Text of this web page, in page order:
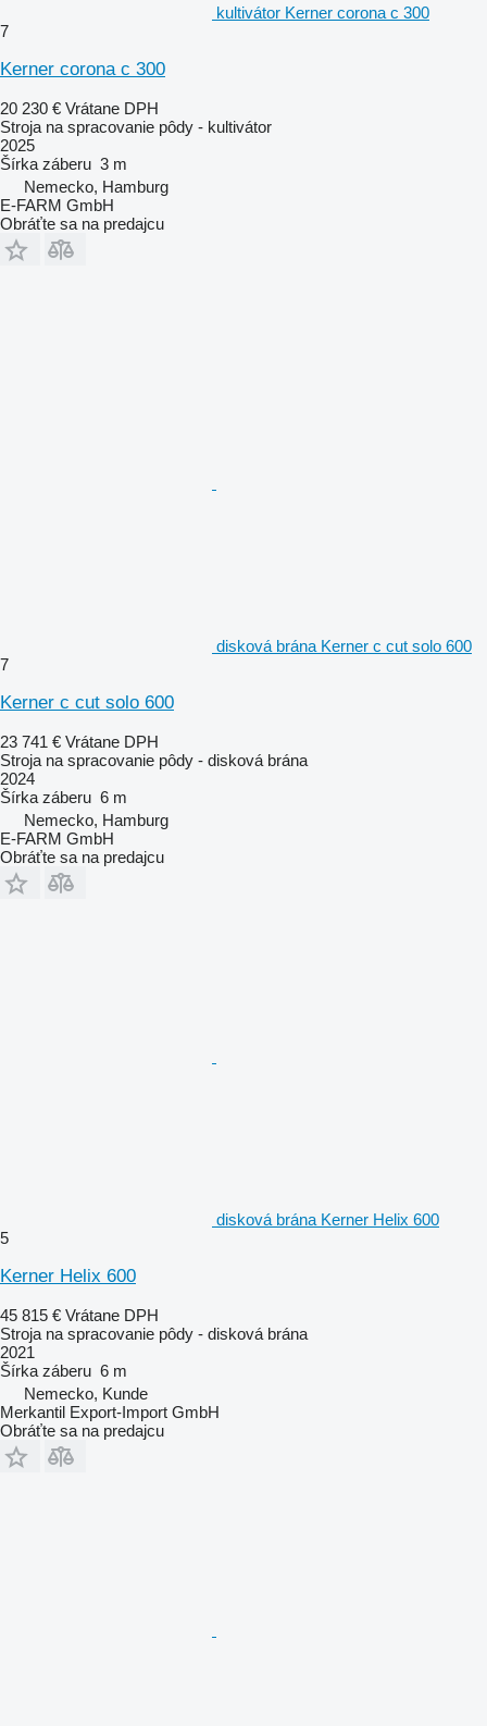
kultivátor Kerner corona c 300
7
Kerner corona c 300
20 230 € Vrátane DPH
Stroja na spracovanie pôdy - kultivátor
2025
Šírka záberu 3 m
Nemecko, Hamburg
E-FARM GmbH
Obráťte sa na predajcu
disková brána Kerner c cut solo 600
7
Kerner c cut solo 600
23 741 € Vrátane DPH
Stroja na spracovanie pôdy - disková brána
2024
Šírka záberu 6 m
Nemecko, Hamburg
E-FARM GmbH
Obráťte sa na predajcu
disková brána Kerner Helix 600
5
Kerner Helix 600
45 815 € Vrátane DPH
Stroja na spracovanie pôdy - disková brána
2021
Šírka záberu 6 m
Nemecko, Kunde
Merkantil Export-Import GmbH
Obráťte sa na predajcu